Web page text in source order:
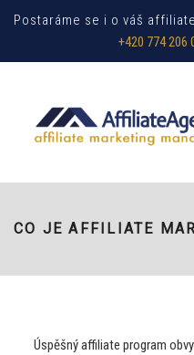
Postaráme se i o váš
+420 774 206
CO JE AFFILIATE
Úspěšný affiliate program